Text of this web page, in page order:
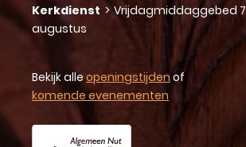
Kerkdienst > Vrijdagmiddaggebed 7
augustus
Bekijk alle openingstijden of
komende evenementen